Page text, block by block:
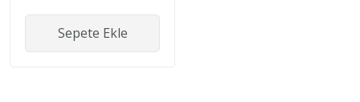
Sepete Ekle